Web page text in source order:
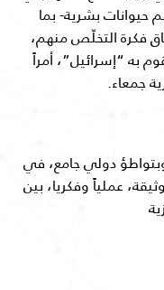
حيوانات بشرية- بما
فكرة التخلّص منهم،
به “إسرائيل”، أمراً
جمعاء.
دولي جامع، في
عملياً وفكريا، بين